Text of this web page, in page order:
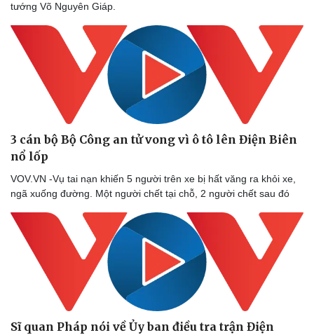
tướng Võ Nguyên Giáp.
3 cán bộ Bộ Công an tử vong vì ô tô lên Điện Biên
nổ lốp
VOV.VN -Vụ tai nạn khiến 5 người trên xe bị hất văng ra khỏi xe,
ngã xuống đường. Một người chết tại chỗ, 2 người chết sau đó
Sĩ quan Pháp nói về Ủy ban điều tra trận Điện